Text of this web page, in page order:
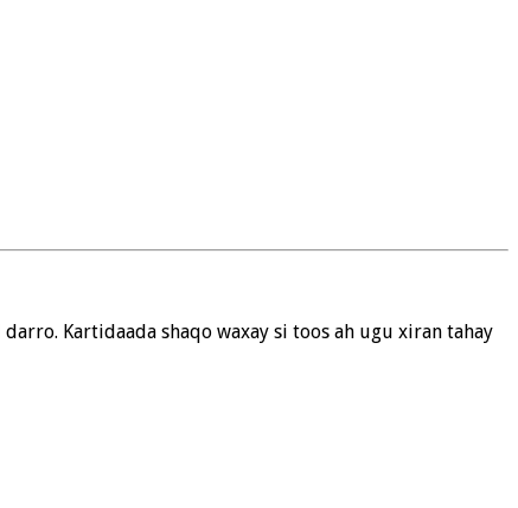
Kartidaada shaqo waxay si toos ah ugu xiran tahay